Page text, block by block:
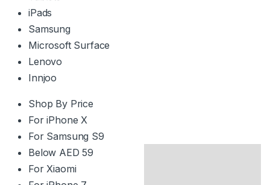
iPads
Samsung
Microsoft Surface
Lenovo
Innjoo
Shop By Price
For iPhone X
For Samsung S9
Below AED 59
For Xiaomi